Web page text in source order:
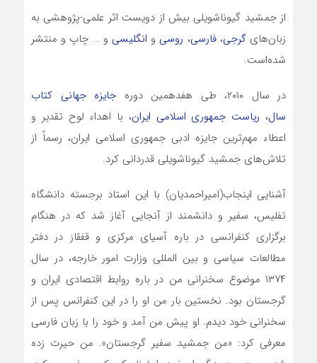
از جمشید گیوناشویلی بیش از دویست اثر علمی-پژوهشی به
زبان‌هایگرجی،فارسی، روسی و انگلیسی و … چاپ و منتشر
شده‌است.
در سال ۲۰۱۰، طی هفدهمین دوره
جایزه جهانی کتاب
سال، ریاست جمهوری اسلامی ایران، با اهداء لوح تقدیر و
اعطاء مهم‌ترین جایزه ادبی جمهوری اسلامی ایران، رسماً از
تلاش‌های جمشید گیوناشویلی قدردانی کرد.
آشنایی اینجاب(امیراحمدیان) با این استاد برجسته دانشگاه
تفلیس، سفیر و دانشمند از آنجایی آغاز شد که در هنگام
برگزاری کنفرانسی در باره آسیای مرکزی و قفقاز در دفتر
مطالعات سیاسی و بین المللی وزارت امور خارجه، در سال
۱۳۷۴ موضوع سخنرانی من در باره روابط اقتصادی ایران و
گرجستان بود. نخستین بار من او را در این کنفرانس پس از
سخنرانی خود دیدم. او پیش من آمد و خود را با زبان فارسی
معرفی کرد: «من جمشید سفیر گرجستان». من حیرت زده